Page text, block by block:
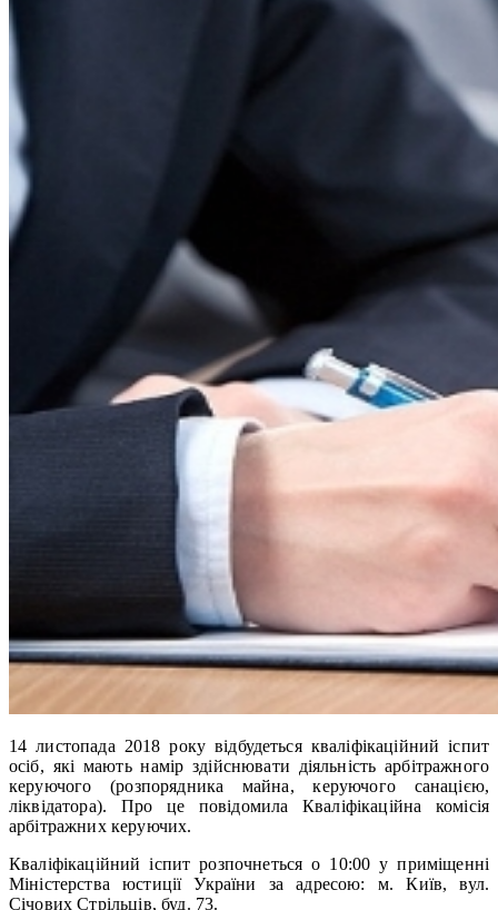
14 листопада 2018 року відбудеться кваліфікаційний іспит
осіб, які мають намір здійснювати діяльність арбітражного
керуючого (розпорядника майна, керуючого санацією,
ліквідатора). Про це повідомила Кваліфікаційна комісія
арбітражних керуючих.
Кваліфікаційний іспит розпочнеться о 10:00 у приміщенні
Міністерства юстиції України за адресою: м. Київ, вул.
Січових Стрільців, буд. 73.